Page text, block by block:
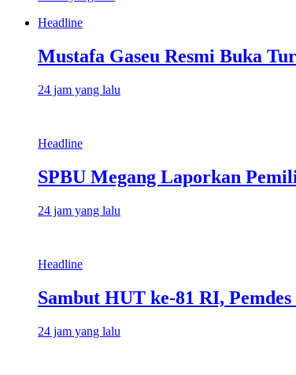
Headline
Mustafa Gaseu Resmi Buka
24 jam yang lalu
Headline
SPBU Megang Laporkan
24 jam yang lalu
Headline
Sambut HUT ke-81 RI,
24 jam yang lalu